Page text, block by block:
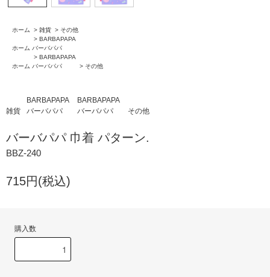
ホーム > 雑貨 > その他
ホーム
> BARBAPAPA
バーバパパ
ホーム
> BARBAPAPA
バーバパパ
> その他
雑貨
BARBAPAPA
バーバパパ
BARBAPAPA
バーバパパ
その他
バーバパパ 巾着 パターン.
BBZ-240
715円(税込)
購入数